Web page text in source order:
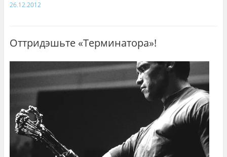
26.12.2012
Оттридэшьте «Терминатора»!